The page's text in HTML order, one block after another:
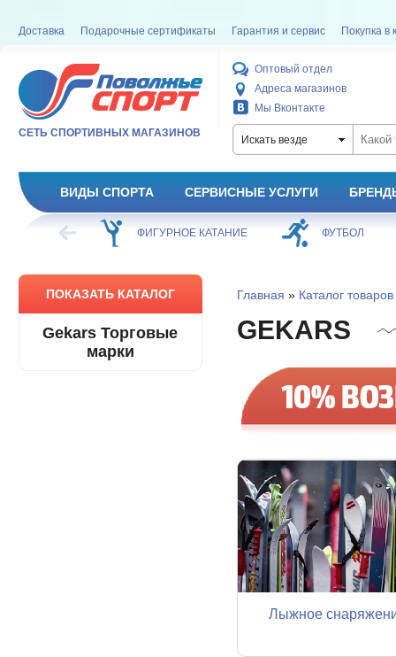
Доставка Подарочные сертификаты Гарантия и сервис Покупка в
СЕТЬ СПОРТИВНЫХ МАГАЗИНОВ
Оптовый отдел
Адреса магазинов
Мы Вконтакте
Искать везде
ВИДЫ СПОРТА СЕРВИСНЫЕ УСЛУГИ
ХОККЕЙ ФИГУРНОЕ КАТАНИЕ ФУТБОЛ
ПОКАЗАТЬ КАТАЛОГ
Gekars Торговые
марки
Главная » Каталог товаров
GEKARS
Лыжное